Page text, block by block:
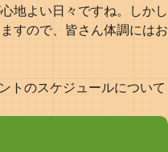
地よい日々ですね。しかし
すので、皆さん体調にはお
トのスケジュールについて